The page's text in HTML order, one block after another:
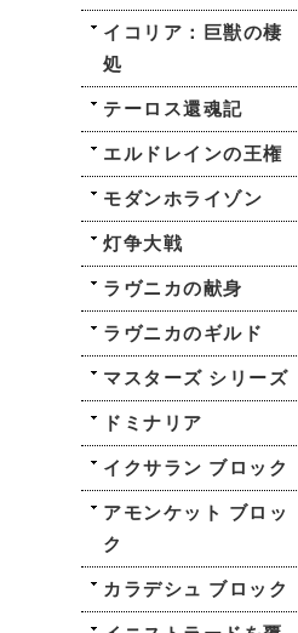
イコリア：巨獣の棲
処
テーロス還魂記
エルドレインの王権
モダンホライゾン
灯争大戦
ラヴニカの献身
ラヴニカのギルド
マスターズ シリーズ
ドミナリア
イクサラン ブロック
アモンケット ブロッ
ク
カラデシュ ブロック